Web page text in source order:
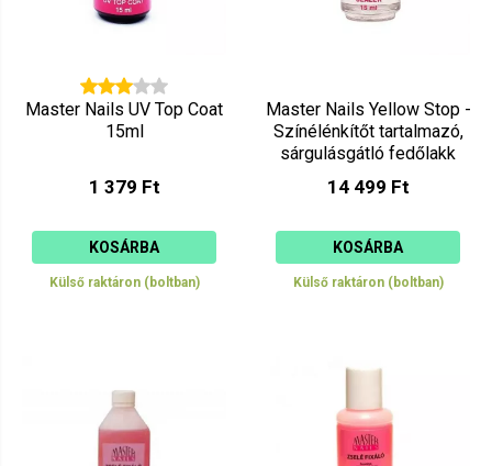
Master Nails UV Top Coat
15ml
1 379 Ft
KOSÁRBA
Külső raktáron (boltban)
Master Nails Yellow Stop -
Színélénkítőt tartalmazó,
sárgulásgátló fedőlakk
15ml
14 499 Ft
KOSÁRBA
Külső raktáron (boltban)